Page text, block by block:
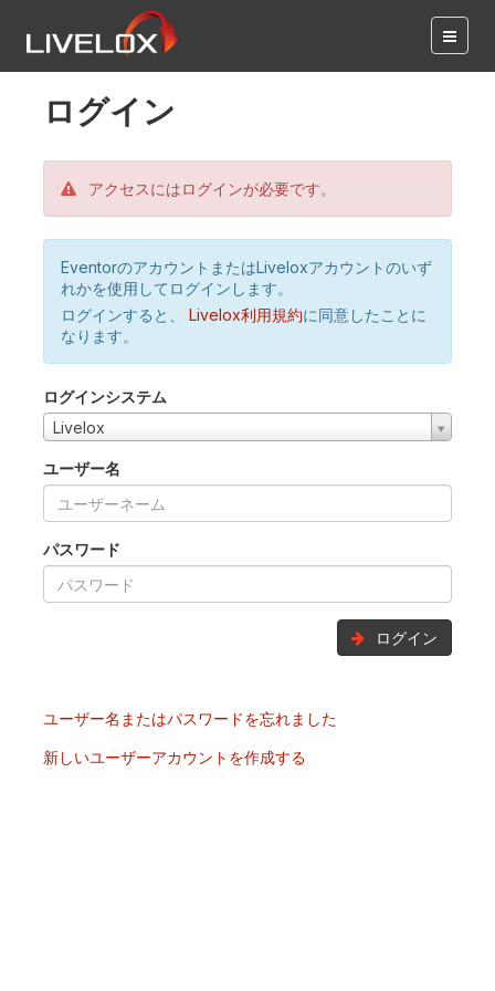
ログイン
アクセスにはログインが必要です。
EventorのアカウントまたはLiveloxアカウントのいず
れかを使用してログインします。
ログインすると、
Livelox利用規約に同意したことに
なります。
ログインシステム
Livelox
ユーザー名
パスワード
ログイン
ユーザー名またはパスワードを忘れました
新しいユーザーアカウントを作成する